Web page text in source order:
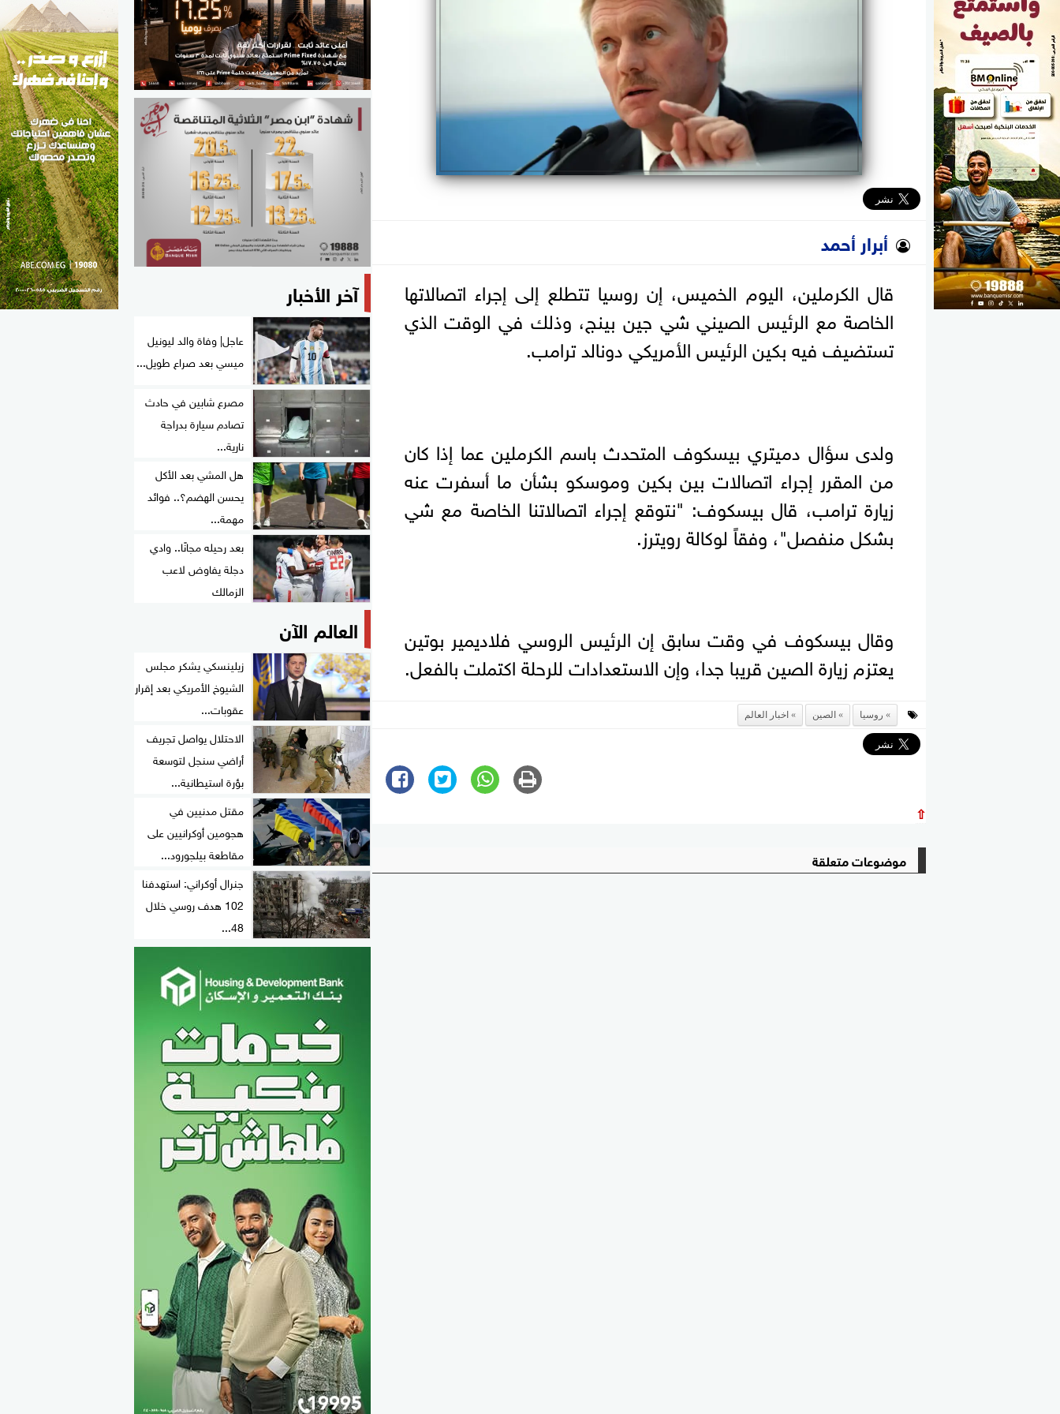
مواهب مصر
أبرار أحمد
قال الكرملين، اليوم الخميس، إن روسيا تتطلع ‌إلى إجراء اتصالاتها
الخاصة مع الرئيس الصيني شي جين بينج، وذلك في الوقت الذي
⁠تستضيف فيه بكين الرئيس الأمريكي دونالد ترامب.
ولدى سؤال دميتري بيسكوف المتحدث باسم الكرملين عما إذا كان
من المقرر إجراء اتصالات بين بكين وموسكو ‌بشأن ⁠ما أسفرت عنه
زيارة ترامب، قال بيسكوف: "نتوقع إجراء اتصالاتنا الخاصة مع شي
بشكل ⁠منفصل"، وفقاً لوكالة رويترز.
وقال بيسكوف في وقت سابق إن الرئيس الروسي فلاديمير ⁠بوتين
يعتزم زيارة الصين قريبا جدا، ⁠وإن الاستعدادات للرحلة اكتملت بالفعل.
روسيا الصين اخبار العالم
⇧
موضوعات متعلقة
آخر الأخبار
عاجل| وفاة والد ليونيل
ميسي بعد صراع طويل...
مصرع شابين في حادث
تصادم سيارة بدراجة
نارية...
هل المشي بعد الأكل
يحسن الهضم؟.. فوائد
مهمة...
بعد رحيله مجانًا.. وادي
دجلة يفاوض لاعب
الزمالك
العالم الآن
زيلينسكي يشكر مجلس
الشيوخ الأمريكي بعد إقرار
عقوبات...
الاحتلال يواصل تجريف
أراضي سنجل لتوسعة
بؤرة استيطانية...
مقتل مدنيين في
هجومين أوكرانيين على
مقاطعة بيلجورود...
جنرال أوكراني: استهدفنا
102 هدف روسي خلال
48...